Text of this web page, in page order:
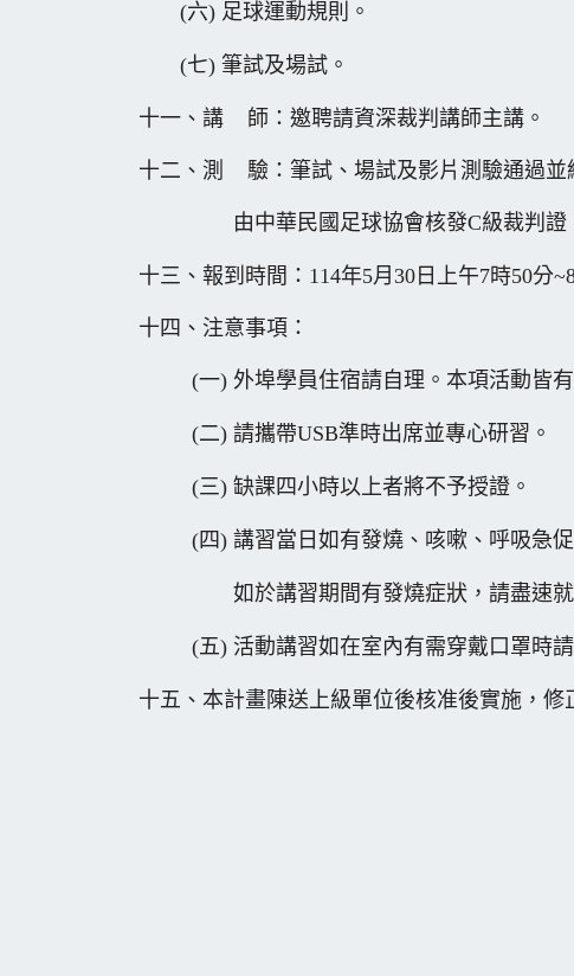
(六) 足球運動規則。
(七) 筆試及場試。
十一、講 師：邀聘請資深裁判講師主講。
十二、測 驗：筆試、場試及影片測驗通過並
由中華民國足球協會核發C級裁判證
十三、報到時間：114年5月30日上午7時50分
十四、注意事項：
(一) 外埠學員住宿請自理。本項活動皆有
(二) 請攜帶USB準時出席並專心研習。
(三) 缺課四小時以上者將不予授證。
(四) 講習當日如有發燒、咳嗽、呼吸急促
如於講習期間有發燒症狀，請盡速
(五) 活動講習如在室內有需穿戴口罩時請
十五、本計畫陳送上級單位後核准後實施，修